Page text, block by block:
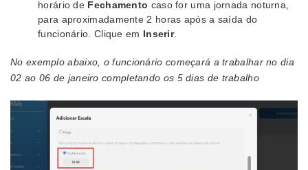
horário de Fechamento caso for uma jornada noturna,
para aproximadamente 2 horas após a saída do
funcionário. Clique em Inserir.
No exemplo abaixo, o funcionário começará a trabalhar no dia
02 ao 06 de janeiro completando os 5 dias de trabalho